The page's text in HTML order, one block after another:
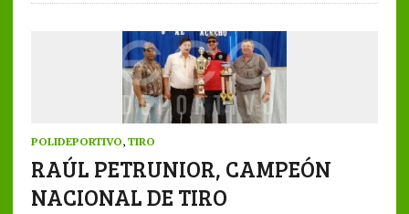
POLIDEPORTIVO, TIRO
RAÚL PETRUNIOR, CAMPEÓN
NACIONAL DE TIRO